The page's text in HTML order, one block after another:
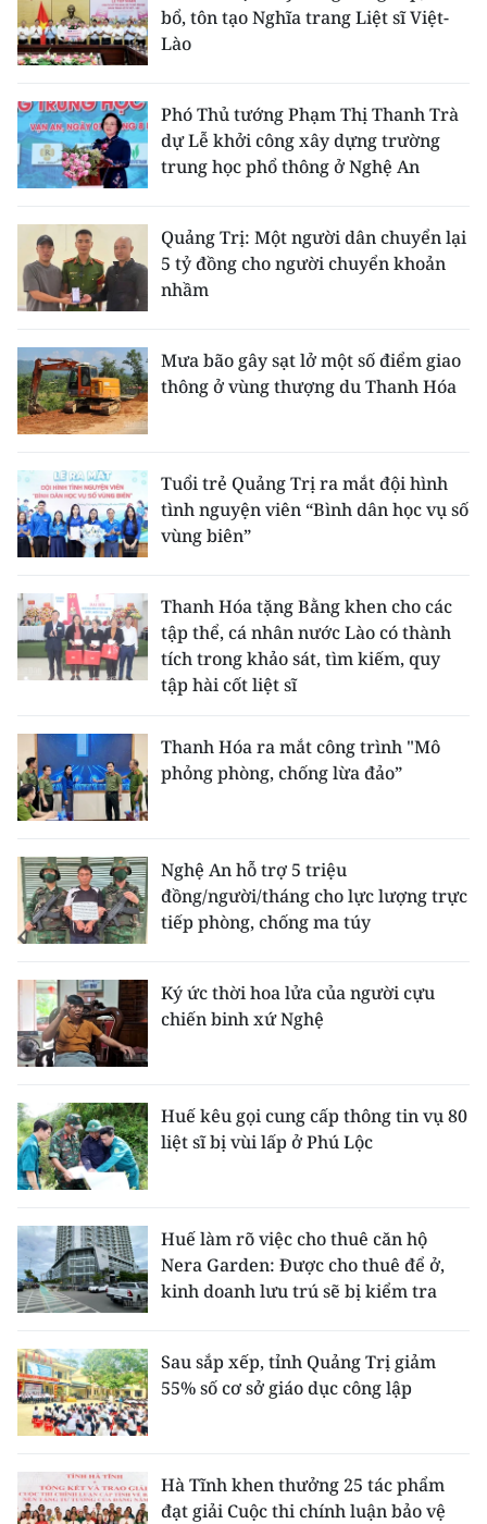
bổ, tôn tạo Nghĩa trang Liệt sĩ Việt-
Lào
Phó Thủ tướng Phạm Thị Thanh Trà
dự Lễ khởi công xây dựng trường
trung học phổ thông ở Nghệ An
Quảng Trị: Một người dân chuyển lại
5 tỷ đồng cho người chuyển khoản
nhầm
Mưa bão gây sạt lở một số điểm giao
thông ở vùng thượng du Thanh Hóa
Tuổi trẻ Quảng Trị ra mắt đội hình
tình nguyện viên “Bình dân học vụ số
vùng biên”
Thanh Hóa tặng Bằng khen cho các
tập thể, cá nhân nước Lào có thành
tích trong khảo sát, tìm kiếm, quy
tập hài cốt liệt sĩ
Thanh Hóa ra mắt công trình "Mô
phỏng phòng, chống lừa đảo”
Nghệ An hỗ trợ 5 triệu
đồng/người/tháng cho lực lượng trực
tiếp phòng, chống ma túy
Ký ức thời hoa lửa của người cựu
chiến binh xứ Nghệ
Huế kêu gọi cung cấp thông tin vụ 80
liệt sĩ bị vùi lấp ở Phú Lộc
Huế làm rõ việc cho thuê căn hộ
Nera Garden: Được cho thuê để ở,
kinh doanh lưu trú sẽ bị kiểm tra
Sau sắp xếp, tỉnh Quảng Trị giảm
55% số cơ sở giáo dục công lập
Hà Tĩnh khen thưởng 25 tác phẩm
đạt giải Cuộc thi chính luận bảo vệ